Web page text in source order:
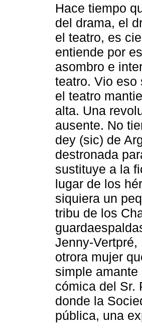
Hace tiempo
del drama, el
el teatro, es
entiende por
asombro e
teatro. Vio eso
el teatro
alta. Una
ausente. No
dey (sic) de
destronada
sustituye a la
lugar de los
siquiera un
tribu de los
Jenny-
otrora mujer
simple
cómica del Sr.
donde la
pública, una